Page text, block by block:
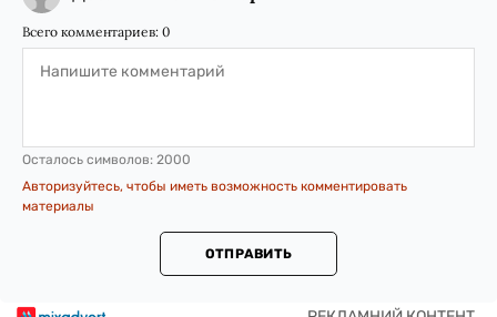
Всего комментариев: 0
Осталось символов: 2000
Авторизуйтесь, чтобы иметь возможность комментировать
материалы
ОТПРАВИТЬ